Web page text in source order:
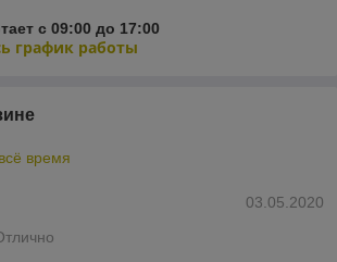
с 09:00 до 17:00
график работы
время
03.05.2020